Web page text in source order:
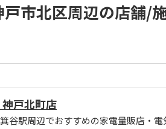
市北区周辺の店舗/施
戸北町店
谷駅周辺でおすすめの家電量販店・電